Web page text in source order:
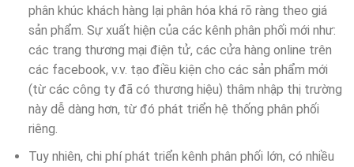
phân khúc khách hàng lại phân hóa khá rõ ràng theo giá
sản phẩm. Sự xuất hiện của các kênh phân phối mới như:
các trang thương mại điện tử, các cửa hàng online trên
các facebook, v.v. tạo điều kiện cho các sản phẩm mới
(từ các công ty đã có thương hiệu) thâm nhập thị trường
này dễ dàng hơn, từ đó phát triển hệ thống phân phối
riêng.
Tuy nhiên, chi phí phát triển kênh phân phối lớn, có nhiều